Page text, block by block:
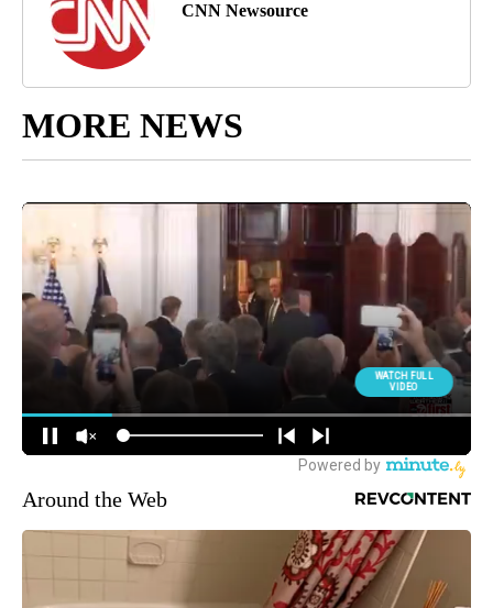
CNN Newsource
MORE NEWS
Around the Web